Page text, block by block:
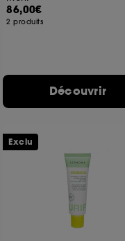
86,00€
2 produits
Découvrir
Exclu